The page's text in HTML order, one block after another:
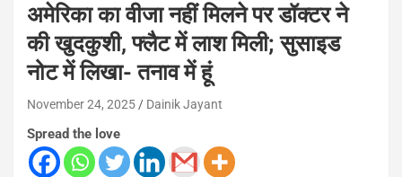
अमेरिका का वीजा नहीं मिलने पर डॉक्टर ने
की खुदकुशी, फ्लैट में लाश मिली; सुसाइड
नोट में लिखा- तनाव में हूं
November 24, 2025 Dainik Jayant
Spread the love